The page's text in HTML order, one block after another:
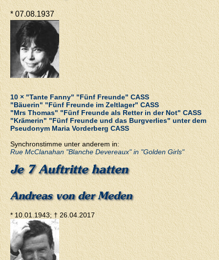
* 07.08.1937
10 × "Tante Fanny" "Fünf Freunde" CASS
"Bäuerin" "Fünf Freunde im Zeltlager" CASS
"Mrs Thomas" "Fünf Freunde als Retter in der Not" CASS
"Krämerin" "Fünf Freunde und das Burgverlies" unter dem
Pseudonym Maria Vorderberg CASS
Synchronstimme unter anderem in:
Rue McClanahan "Blanche Devereaux" in "Golden Girls"
Je 7 Auftritte hatten
Andreas von der Meden
* 10.01.1943; † 26.04.2017